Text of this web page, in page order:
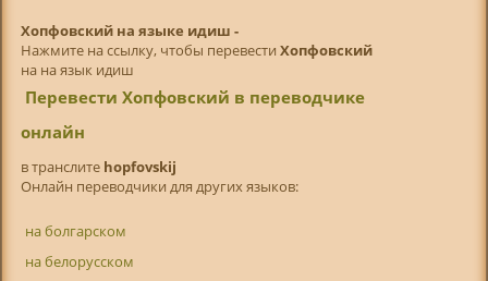
Хопфовский на языке идиш -
Нажмите на ссылку, чтобы перевести Хопфовский
на на язык идиш
Перевести Хопфовский в переводчике
онлайн
в транслитe hopfovskij
Онлайн переводчики для других языков:
на болгарском
на белорусском